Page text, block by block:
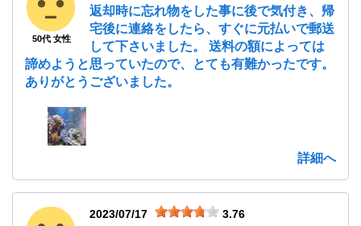
50代 女性
返却時に忘れ物をした事に後で気付き、帰
宅後に連絡をしたら、すぐに元払いで郵送
して下さいました。 送料の額によっては
諦めようと思っていたので、とても有難かったです。
ありがとうございました。
詳細へ
2023/07/17 3.76